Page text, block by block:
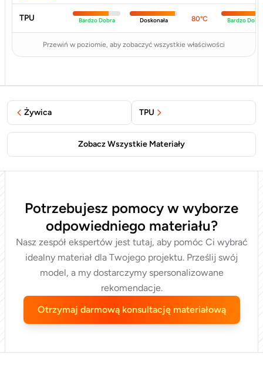
TPU Bardzo Dobra Doskonała 80°C Bardzo Dobra
Przewiń w poziomie, aby zobaczyć wszystkie właściwości
Żywica TPU
Zobacz Wszystkie Materiały
Potrzebujesz pomocy w wyborze
odpowiedniego materiału?
Nasz zespół ekspertów jest tutaj, aby pomóc Ci wybrać
idealny materiał dla Twojego projektu. Prześlij swój
model, a my dostarczymy spersonalizowane
rekomendacje.
Otrzymaj darmową konsultację materiałową